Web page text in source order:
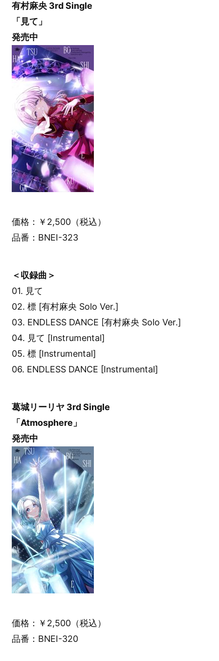
有村麻央 3rd Single
「見て」
発売中
価格：￥2,500（税込）
品番：BNEI-323
＜収録曲＞
01. 見て
02. 標 [有村麻央 Solo Ver.]
03. ENDLESS DANCE [有村麻央 Solo Ver.]
04. 見て [Instrumental]
05. 標 [Instrumental]
06. ENDLESS DANCE [Instrumental]
葛城リーリヤ 3rd Single
「Atmosphere」
発売中
価格：￥2,500（税込）
品番：BNEI-320